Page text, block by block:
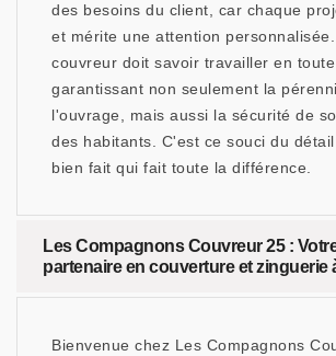
des besoins du client, car chaque
et mérite une attention
couvreur doit savoir travailler en
garantissant non seulement la
l'ouvrage, mais aussi la sécurité de
des habitants. C'est ce souci du
bien fait qui fait toute la différence.
Les Compagnons Couvreur 25 :
partenaire en couverture et zinguerie
Bienvenue chez Les Compagnons